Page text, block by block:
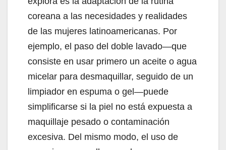
coreana a las necesidades y realidades
de las mujeres latinoamericanas. Por
ejemplo, el paso del doble lavado—que
consiste en usar primero un aceite o agua
micelar para desmaquillar, seguido de un
limpiador en espuma o gel—puede
simplificarse si la piel no está expuesta a
maquillaje pesado o contaminación
excesiva. Del mismo modo, el uso de